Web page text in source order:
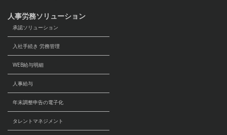
人事労務ソリューション
承認ソリューション
入社手続き 労務管理
WEB給与明細
人事給与
年末調整申告の電子化
タレントマネジメント